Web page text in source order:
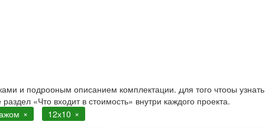
и подробным описанием комплектации. Для того чтобы узнать
«Что входит в стоимость» внутри каждого проекта.
12х10